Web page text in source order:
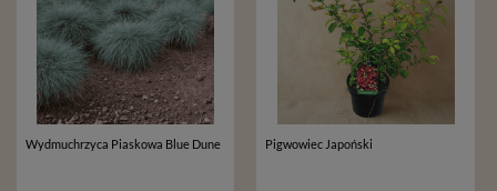
Wydmuchrzyca Piaskowa Blue Dune Pigwowiec Japoński